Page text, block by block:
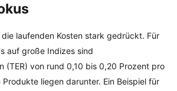
laufenden Kosten stark gedrückt. Für
auf große Indizes sind
(TER) von rund 0,10 bis 0,20 Prozent pro
liegen darunter. Ein Beispiel für